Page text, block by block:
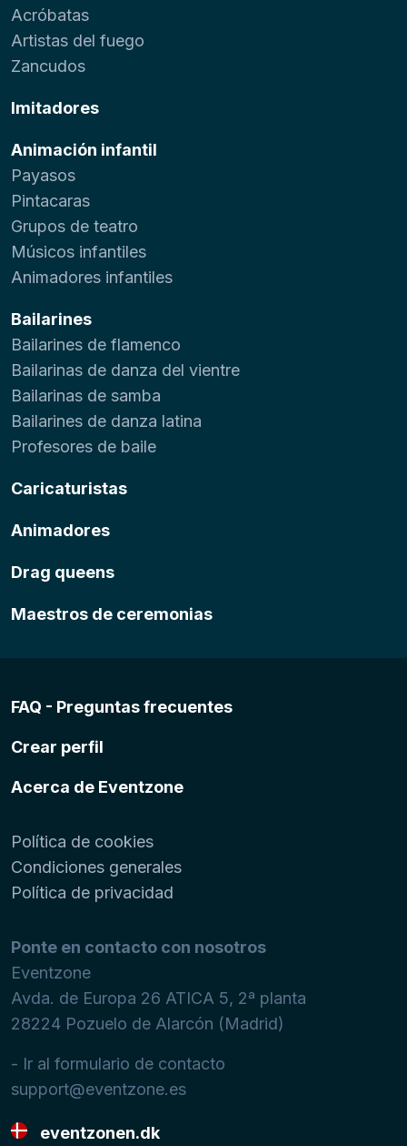
Acróbatas
Artistas del fuego
Zancudos
Imitadores
Animación infantil
Payasos
Pintacaras
Grupos de teatro
Músicos infantiles
Animadores infantiles
Bailarines
Bailarines de flamenco
Bailarinas de danza del vientre
Bailarinas de samba
Bailarines de danza latina
Profesores de baile
Caricaturistas
Animadores
Drag queens
Maestros de ceremonias
FAQ - Preguntas frecuentes
Crear perfil
Acerca de Eventzone
Política de cookies
Condiciones generales
Política de privacidad
Ponte en contacto con nosotros
Eventzone
Avda. de Europa 26 ATICA 5, 2ª planta
28224 Pozuelo de Alarcón (Madrid)
- Ir al formulario de contacto
support@eventzone.es
eventzonen.dk